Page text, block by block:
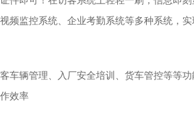
频监控系统、企业考勤系统等多种系统，实
客车辆管理、入厂安全培训、货车管控等等
效率